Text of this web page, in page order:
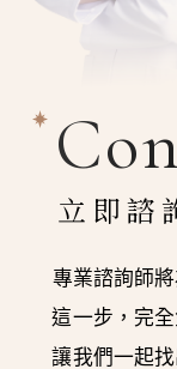
立即諮
專業諮詢師
這一步，完
讓我們一起